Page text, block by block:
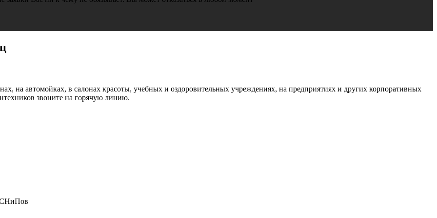
на автомойках, в салонах красоты, учебных и оздоровительных учреждениях, на предприятиях и других корпоративных
звоните на горячую линию.
СНиПов